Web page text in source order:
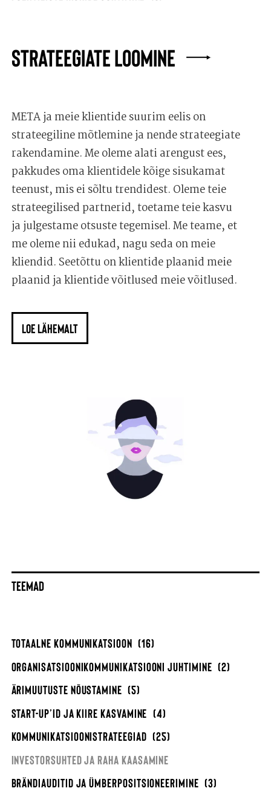
STRATEEGIATE LOOMINE
TEEMAD
TOTAALNE KOMMUNIKATSIOON (16)
ORGANISATSIOONIKOMMUNIKATSIOONI JUHTIMINE (2)
ÄRIMUUTUSTE NÕUSTAMINE (5)
START-UP’ID JA KIIRE KASVAMINE (4)
KOMMUNIKATSIOONISTRATEEGIAD (25)
INVESTORSUHTED JA RAHA KAASAMINE
BRÄNDIAUDITID JA ÜMBERPOSITSIONEERIMINE (3)
META ja meie klientide suurim eelis on
strateegiline mõtlemine ja nende strateegiate
rakendamine. Me oleme alati arengust ees,
pakkudes oma klientidele kõige sisukamat
teenust, mis ei sõltu trendidest. Oleme teie
strateegilised partnerid, toetame teie kasvu
ja julgestame otsuste tegemisel. Me teame, et
me oleme nii edukad, nagu seda on meie
kliendid. Seetõttu on klientide plaanid meie
plaanid ja klientide võitlused meie võitlused.
LOE LÄHEMALT